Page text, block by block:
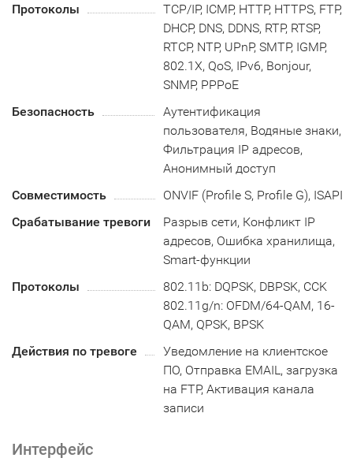
Протоколы
TCP/IP, ICMP, HTTP, HTTPS, FTP,
DHCP, DNS, DDNS, RTP, RTSP,
RTCP, NTP, UPnP, SMTP, IGMP,
802.1X, QoS, IPv6, Bonjour,
SNMP, PPPoE
Безопасность
Аутентификация
пользователя, Водяные знаки,
Фильтрация IP адресов,
Анонимный доступ
Совместимость
ONVIF (Profile S, Profile G), ISAPI
Срабатывание тревоги
Разрыв сети, Конфликт IP
адресов, Ошибка хранилища,
Smart-функции
Протоколы
802.11b: DQPSK, DBPSK, CCK
802.11g/n: OFDM/64-QAM, 16-
QAM, QPSK, BPSK
Действия по тревоге
Уведомление на клиентское
ПО, Отправка EMAIL, загрузка
на FTP, Активация канала
записи
Интерфейс